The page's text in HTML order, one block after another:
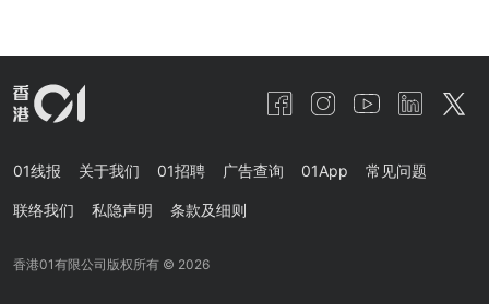
01线报 关于我们 01招聘 广告查询 01App 常见问题
联络我们 私隐声明 条款及细则
香港01有限公司版权所有 © 2026